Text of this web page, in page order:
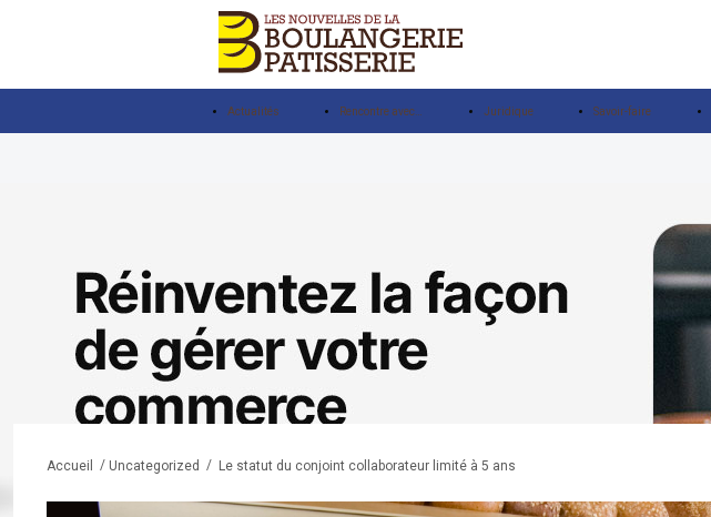
Actualités Rencontre avec… Juridique Savoir-faire
Accueil / Uncategorized / Le statut du conjoint collaborateur limité à 5 ans